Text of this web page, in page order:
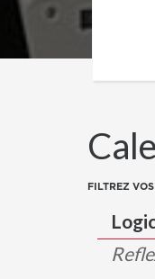
de
vues
FILTREZ